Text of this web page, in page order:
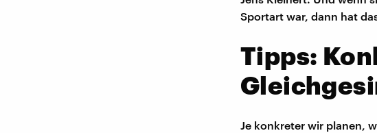
Sportart war, dann hat
Tipps:
Je konkreter wir planen,